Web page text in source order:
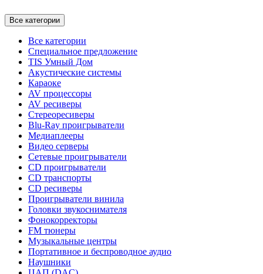
Все категории
Все категории
Специальное предложение
TIS Умный Дом
Акустические системы
Караоке
AV процессоры
AV ресиверы
Стереоресиверы
Blu-Ray проигрыватели
Медиаплееры
Видео серверы
Сетевые проигрыватели
CD проигрыватели
CD транспорты
CD ресиверы
Проигрыватели винила
Головки звукоснимателя
Фонокорректоры
FM тюнеры
Музыкальные центры
Портативное и беспроводное аудио
Наушники